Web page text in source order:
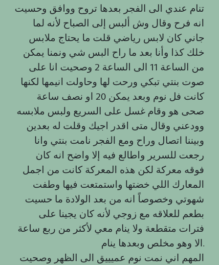
تنام عندي الى الفجر بعدها تروح ووافق وحسيت
انه فرح وقال وش ألبس إلى الصباح لأنه لما
جاني كان لابس رياضي قلت ما يحتاج ملابس
خلك كذا وأنا بعد ما راح البس شي ونمنا يمكن
من الساعة 11 الى الساعة 2 وصحيت انا على
صوت بنتي تبكي ورحت لها وحاولت انيمها لكنها
كانت فل نوم وبعد يمكن 20 او نصف ساعة
صحى هو وقام غسل على السريع ولبس ملابسه
وودعني وقال متى اقدر اجيك وقلت له بعدين
وبيننا اتصال وراح ومع الفجر نامت بنتي وانا
رجعت للسرير واطالع فيه إلا واضح انه كان
فوقه معركة لكن هذه المعركة كانت من اجمل
المعارك اللي خضتها واستمتعت فيها وطفت
شهوتي وخصوصاً انه من بعد الولادة ما حسيت
بطعم للعلاقه مع زوجي لأنه كان يجينا على
فترات متقطعة ولا ينام معي لأكثر من ربع ساعة
الا وهو مخلص وبعدها ينام.
المهم اني نمت نوم عميييق الى الظهر وصحيت